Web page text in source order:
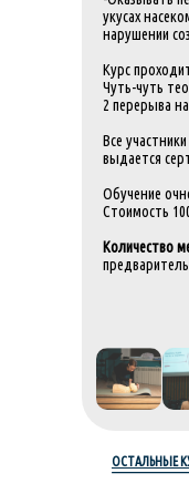
укусах
нарушении
Курс
Чуть-чуть
2 перерыва
Все
выдается
Обучение
Стоимость
Количество
ОСТАЛЬНЫЕ